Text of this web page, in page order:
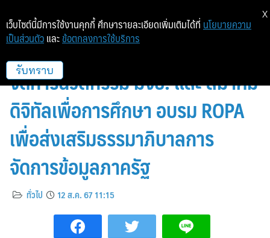
กรมบังคับคดี บัณฑิตวิทยาลัยการ
จัดการนวัตกรรม มจธ. และ สมาคม
ดิจิทัลเพื่อการศึกษา อบรม ROPA
เพื่อส่งเสริมธรรมาภิบาลการ
จัดการข้อมูลภาครัฐ
ทั่วไป 12 ส.ค. 67 11:15
เว็บไซต์นี้มีการใช้งานคุกกี้ ศึกษารายละเอียดเพิ่มเติมได้ที่ นโยบายความ
เป็นส่วนตัว และ ข้อตกลงการใช้บริการ
รับทราบ
X